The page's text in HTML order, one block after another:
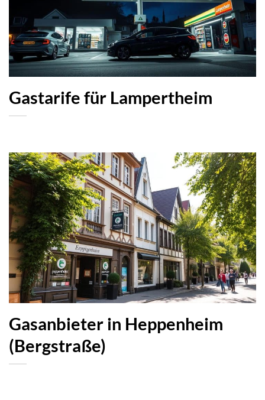
Gastarife für Lampertheim
Gasanbieter in Heppenheim
(Bergstraße)